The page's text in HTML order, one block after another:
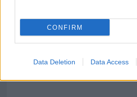
CONFIRM
Data Deletion Data Access
vigili del fuoco a Rudalza